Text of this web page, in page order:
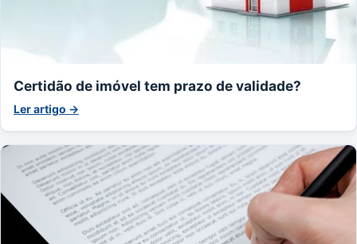
Certidão de imóvel tem prazo de validade?
Ler artigo →